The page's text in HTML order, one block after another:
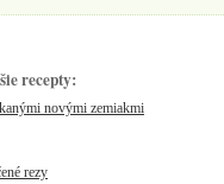
recepty:
novými zemiakmi
rezy